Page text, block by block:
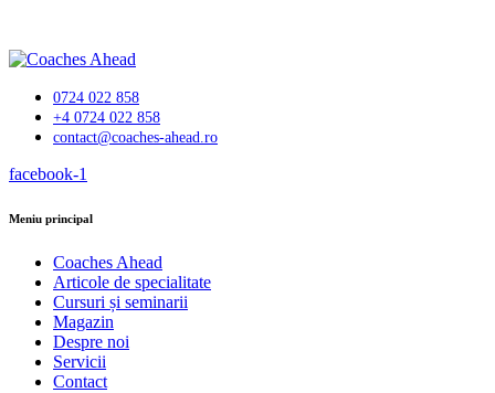
0724 022 858
+4 0724 022 858
contact@coaches-ahead.ro
facebook-1
Meniu principal
Coaches Ahead
Articole de specialitate
Cursuri și seminarii
Magazin
Despre noi
Servicii
Contact